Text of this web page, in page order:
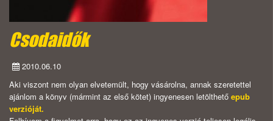
Csodaidők
2010.06.10
Aki viszont nem olyan elvetemült, hogy vásárolna, annak szeretettel
ajánlom a könyv (mármint az első kötet) ingyenesen letölthető epub
verzióját.